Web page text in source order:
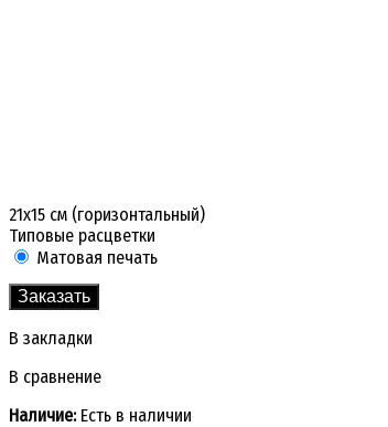
21х15 см (горизонтальный)
Типовые расцветки
Матовая печать
Заказать
В закладки
В сравнение
Наличие:Есть в наличии